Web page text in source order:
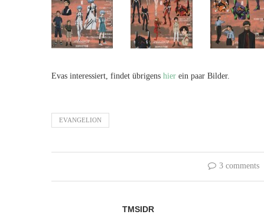
Evas interessiert, findet übrigens hier ein paar Bilder.
EVANGELION
3 comments
TMSIDR